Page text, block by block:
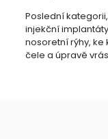
Poslední
injekční
nosoretní rýhy,
čele a úpravě